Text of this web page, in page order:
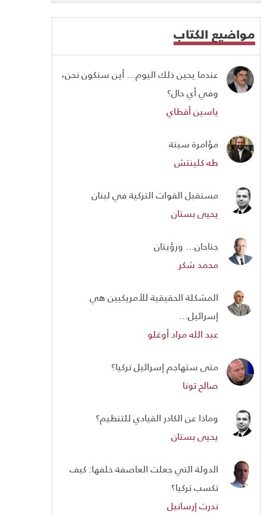
مواضيع الكتاب
عندما يحين ذلك اليوم... أين سنكون نحن،
وفي أي حال؟
ياسين أقطاي
مؤامرة سبتة
طه كلينتش
مستقبل القوات التركية في لبنان
يحيى بستان
جناحان... ورؤيتان
محمد شكر
المشكلة الحقيقية للأمريكيين هي
إسرائيل...
عبد الله مراد أوغلو
متى ستهاجم إسرائيل تركيا؟
صالح تونا
وماذا عن الكادر القيادي للتنظيم؟
يحيى بستان
الدولة التي جعلت العاصفة خلفها: كيف
تكسب تركيا؟
ندرت إرسانيل